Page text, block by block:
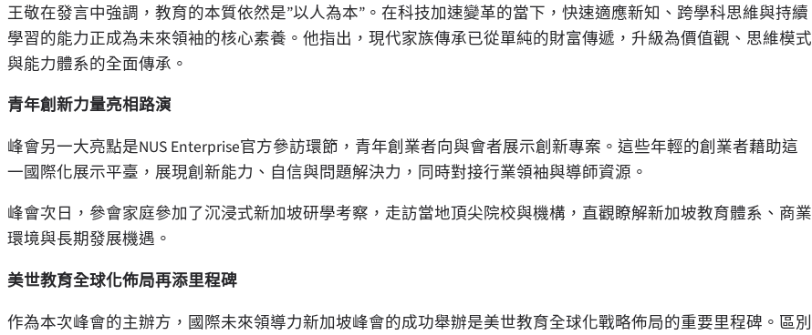
王敬在發言中強調，教育的本質依然是”以人為本”。在科技加速變革的當下，快速適應新知、跨學科思維與持續
學習的能力正成為未來領袖的核心素養。他指出，現代家族傳承已從單純的財富傳遞，升級為價值觀、思維模式
與能力體系的全面傳承。
青年創新力量亮相路演
峰會另一大亮點是NUS Enterprise官方參訪環節，青年創業者向與會者展示創新專案。這些年輕的創業者藉助這
一國際化展示平臺，展現創新能力、自信與問題解決力，同時對接行業領袖與導師資源。
峰會次日，參會家庭參加了沉浸式新加坡研學考察，走訪當地頂尖院校與機構，直觀瞭解新加坡教育體系、商業
環境與長期發展機遇。
美世教育全球化佈局再添里程碑
作為本次峰會的主辦方，國際未來領導力新加坡峰會的成功舉辦是美世教育全球化戰略佈局的重要里程碑。區別